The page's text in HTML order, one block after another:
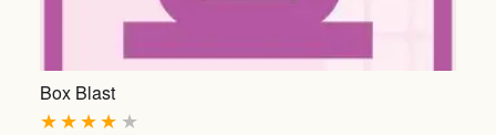
Box Blast
★
★
★
★
★